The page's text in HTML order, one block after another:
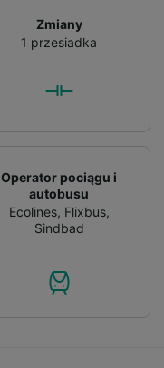
Zmiany
1 przesiadka
Operator pociągu i
autobusu
Ecolines, Flixbus,
Sindbad